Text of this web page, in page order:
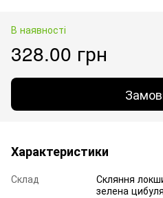
В наявності
328.00 грн
Характеристики
Склад
Скляння
зелена цибуля